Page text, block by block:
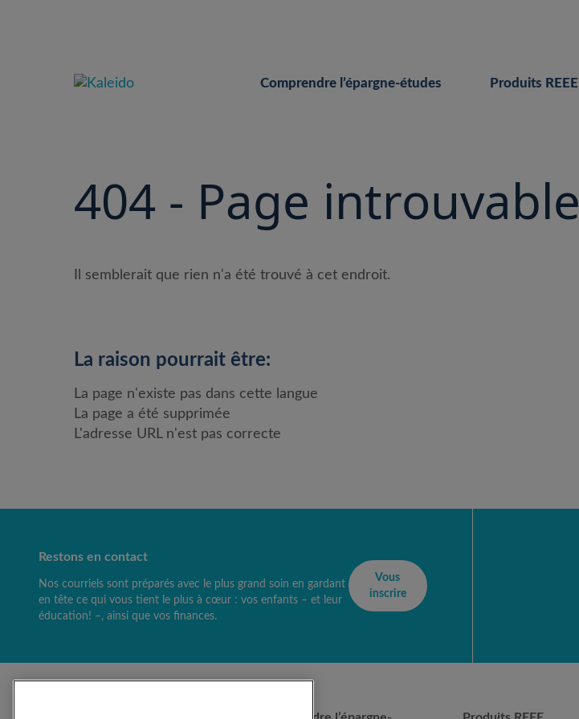
Comprendre l’épargne-études Produits REEE
404 - Page introuvable
Il semblerait que rien n'a été trouvé à cet endroit.
La raison pourrait être:
La page n'existe pas dans cette langue
La page a été supprimée
L'adresse URL n'est pas correcte
Restons en contact
Nos courriels sont préparés avec le plus grand soin en gardant
en tête ce qui vous tient le plus à cœur : vos enfants – et leur
éducation! –, ainsi que vos finances.
Vous
inscrire